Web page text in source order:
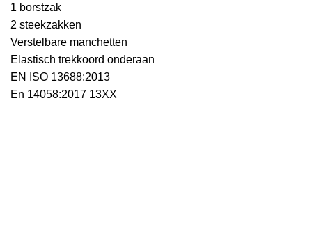
1 borstzak
2 steekzakken
Verstelbare manchetten
Elastisch trekkoord onderaan
EN ISO 13688:2013
En 14058:2017 13XX